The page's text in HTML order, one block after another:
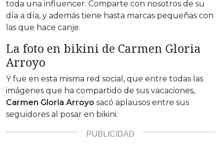
toda una influencer. Comparte con nosotros de su
día a día, y además tiene hasta marcas pequeñas con
las que hace canje.
La foto en bikini de Carmen Gloria
Arroyo
Y fue en esta misma red social, que entre todas las
imágenes que ha compartido de sus vacaciones,
Carmen Gloria Arroyo sacó aplausos entre sus
seguidores al posar en bikini.